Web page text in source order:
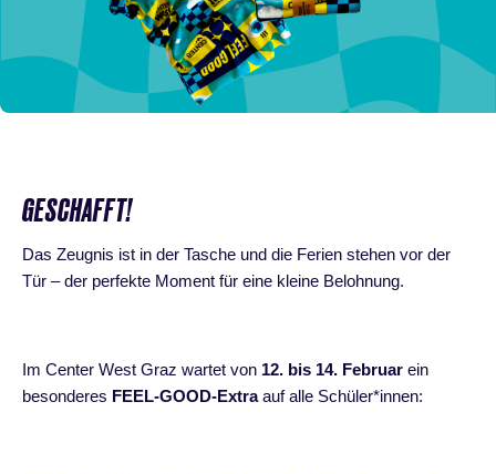
GESCHAFFT!
Das Zeugnis ist in der Tasche und die Ferien stehen vor der
Tür – der perfekte Moment für eine kleine Belohnung.
Im Center West Graz wartet von 12. bis 14. Februar ein
besonderes FEEL-GOOD-Extraauf alle Schüler*innen: